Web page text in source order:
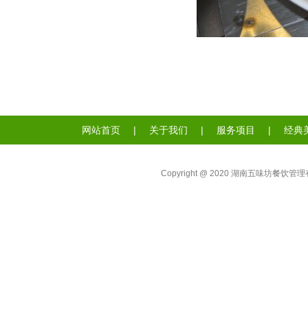
网站首页 | 关于我们 | 服务项目 | 经典
Copyright @ 2020 湖南五味坊餐饮管